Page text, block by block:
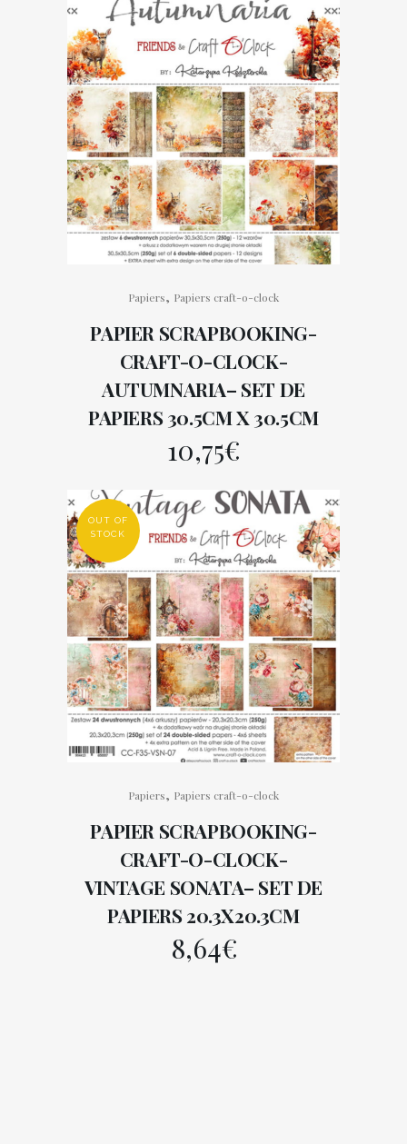
Papiers, Papiers craft-o-clock
PAPIER SCRAPBOOKING-
CRAFT-O-CLOCK-
AUTUMNARIA– SET DE
PAPIERS 30.5CM X 30.5CM
10,75€
OUT OF
STOCK
Papiers, Papiers craft-o-clock
PAPIER SCRAPBOOKING-
CRAFT-O-CLOCK-
VINTAGE SONATA– SET DE
PAPIERS 20.3X20.3CM
8,64€